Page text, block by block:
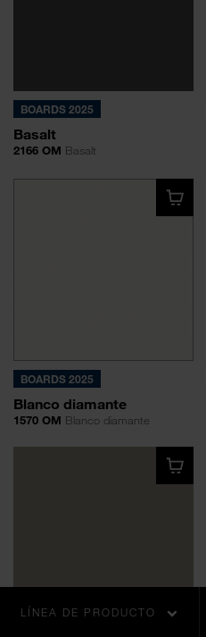
LÍNEA DE PRODUCTO
BOARDS 2025
Basalt
2166 OM Basalt
BOARDS 2025
Blanco diamante
1570 OM Blanco diamante